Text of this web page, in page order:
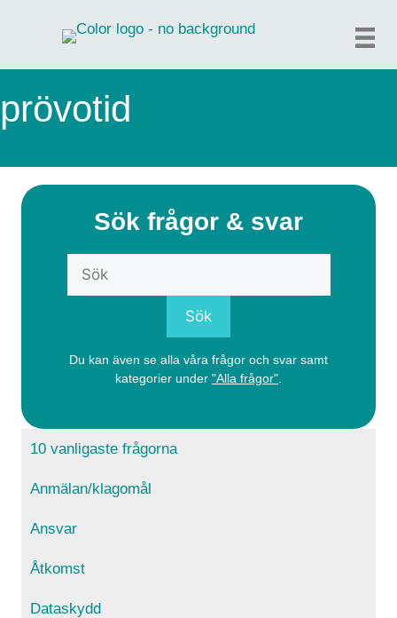
prövotid
Sök frågor & svar
Du kan även se alla våra frågor och svar samt
kategorier under "Alla frågor"
10 vanligaste frågorna
Anmälan/klagomål
Ansvar
Åtkomst
Dataskydd